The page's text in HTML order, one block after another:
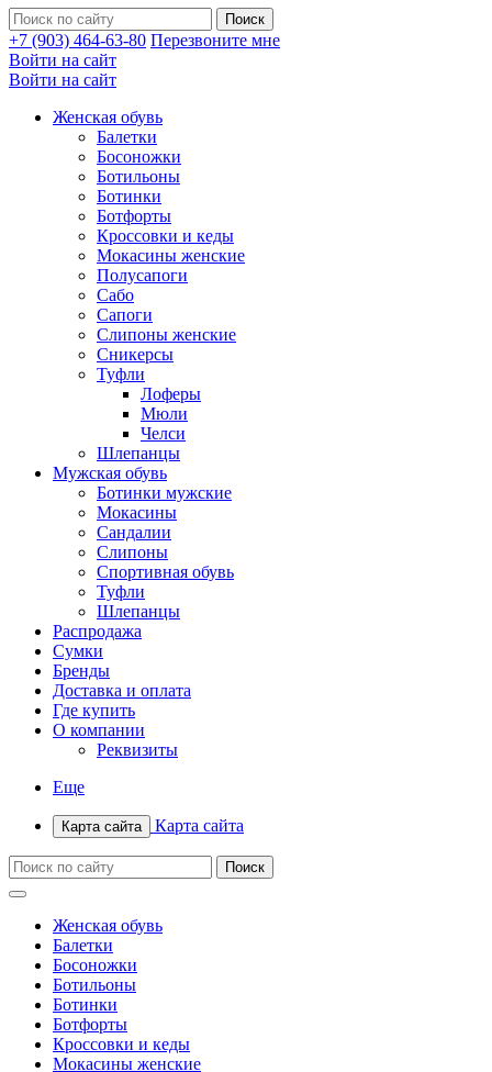
+7 (903) 464-63-80 Перезвоните мне
Войти на сайт
Войти на сайт
Женская обувь
Балетки
Босоножки
Ботильоны
Ботинки
Ботфорты
Кроссовки и кеды
Мокасины женские
Полусапоги
Сабо
Сапоги
Слипоны женские
Сникерсы
Туфли
Лоферы
Мюли
Челси
Шлепанцы
Мужская обувь
Ботинки мужские
Мокасины
Сандалии
Слипоны
Спортивная обувь
Туфли
Шлепанцы
Распродажа
Сумки
Бренды
Доставка и оплата
Где купить
О компании
Реквизиты
Еще
Карта сайта Карта сайта
Женская обувь
Балетки
Босоножки
Ботильоны
Ботинки
Ботфорты
Кроссовки и кеды
Мокасины женские